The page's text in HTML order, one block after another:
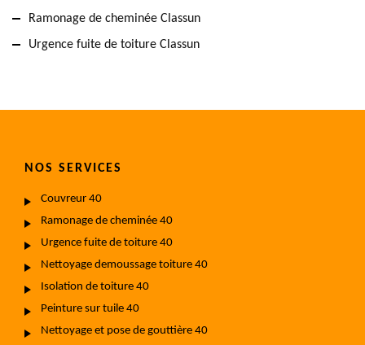
Ramonage de cheminée Classun
Urgence fuite de toiture Classun
NOS SERVICES
Couvreur 40
Ramonage de cheminée 40
Urgence fuite de toiture 40
Nettoyage demoussage toiture 40
Isolation de toiture 40
Peinture sur tuile 40
Nettoyage et pose de gouttière 40